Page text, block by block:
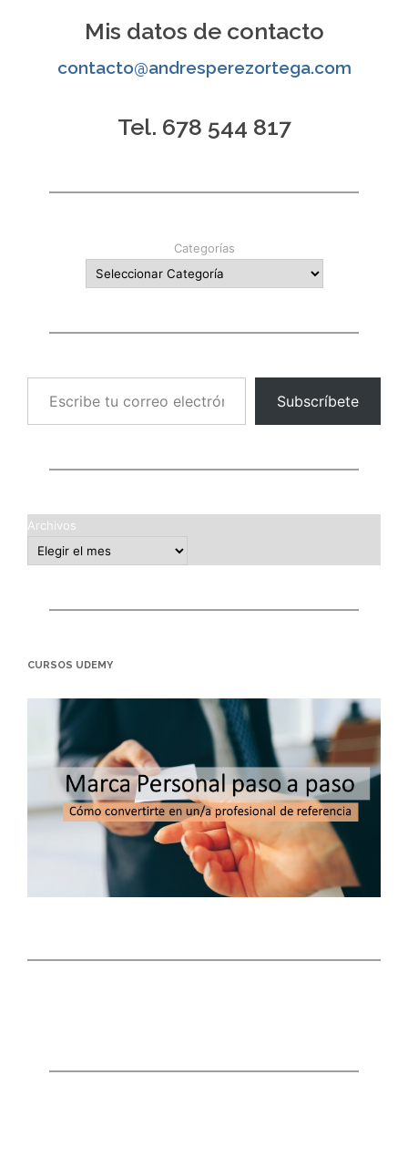
Mis datos de contacto
contacto@andresperezortega.com
Tel. 678 544 817
Categorías
Escribe tu correo electrónico…
Subscríbete
Archivos
CURSOS UDEMY